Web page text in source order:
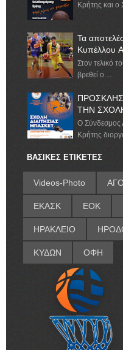
Κρήτης και ο
Τα
Κυπέλλου
Στον τελικό
βρεθεί ο ...
ΤΗΝ
Ο Σύνδεσμος
Κρήτης
ΒΑΣΙΚΕΣ ΕΤΙΚΕΤΕΣ
Videos-Photo
ΕΚΑΣΚ ΕΟΚ
ΗΡΑΚΛΕΙΟ
ΚΥΔΩΝ ΟΦΗ